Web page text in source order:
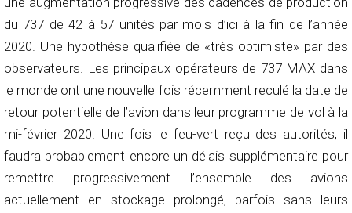
du 737 de 42 à 57 unités par mois d’ici à la fin de l’année
2020. Une hypothèse qualifiée de «très optimiste» par des
observateurs. Les principaux opérateurs de 737 MAX dans
le monde ont une nouvelle fois récemment reculé la date de
retour potentielle de l’avion dans leur programme de vol à la
mi-février 2020. Une fois le feu-vert reçu des autorités, il
faudra probablement encore un délais supplémentaire pour
remettre progressivement l’ensemble des avions
actuellement en stockage prolongé, parfois sans leurs